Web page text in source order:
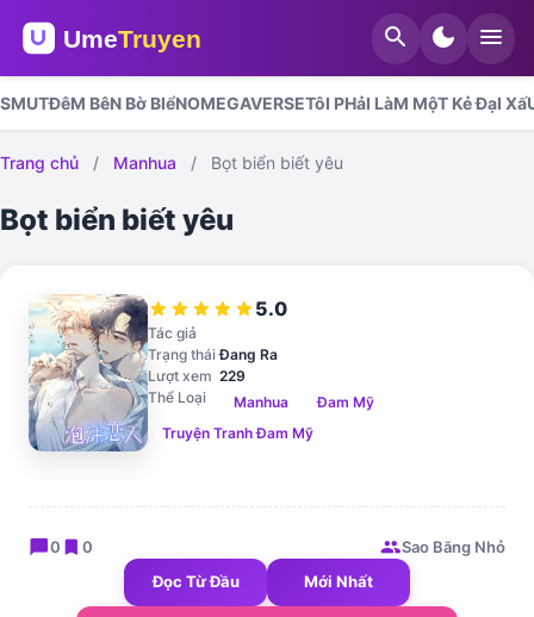
search dark_mode menu
SMUTĐêM BêN Bờ BIểNOMEGAVERSETôI PHảI LàM MộT Kẻ ĐạI
Trang chủ / Manhua / Bọt biển biết yêu
Bọt biển biết yêu
star star star star star 5.0
Tác giả
Trạng thái Đang Ra
Lượt xem 229
Thể Loại
Manhua
Đam Mỹ
Truyện Tranh Đam Mỹ
chat_bubble0 bookmark 0 groupSao Băng Nhỏ
Đọc Từ Đầu
Mới Nhất